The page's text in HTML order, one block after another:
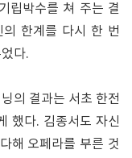
립박수를 쳐 주는 결
한계를 다시 한 번
다.
의 결과는 서초 한전
했다. 김종서도 자신
해 오페라를 부른 것